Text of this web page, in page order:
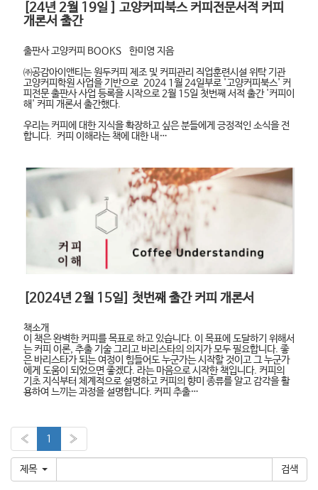
[24년 2월 19일 ] 고양커피북스 커피전문서적 커피
개론서 출간
출판사 고양커피 BOOKS 한미영 지음
㈜공감아이앤티​는 원두커피 제조 및 커피관리 직업훈련시설 위탁 기관
고양커피학원 사업을 기반으로 2024 1월 24일부로 '고양커피북스' 커
피전문 출판사 사업 등록을 시작으로 2월 15일 첫번째 서적 출간 '커피이
해' 커피 개론서 출간했다.
우리는 커피에 대한 지식을 확장하고 싶은 분들에게 긍정적인 소식을 전
합니다. 커피 이해라는 책에 대한 내…
[2024년 2월 15일] 첫번째 출간 커피 개론서
책소개
이 책은 완벽한 커피를 목표로 하고 있습니다. 이 목표에 도달하기 위해서
는 커피 이론, 추출 기술 그리고 바리스타의 의지가 모두 필요합니다. 좋
은 바리스타가 되는 여정이 힘들어도 누군가는 시작할 것이고 그 누군가
에게 도움이 되었으면 좋겠다. 라는 마음으로 시작한 책입니다. 커피의
기초 지식부터 체계적으로 설명하고 커피의 향미 종류를 알고 감각을 활
용하여 느끼는 과정을 설명합니다. 커피 추출…
« 1 »
제목